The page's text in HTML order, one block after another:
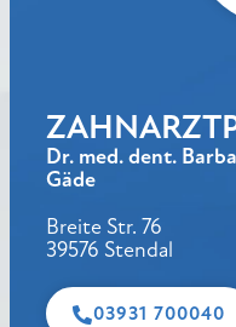
Dr. med. dent.
Gäde
Breite Str. 76
39576 Stendal
03931 700040